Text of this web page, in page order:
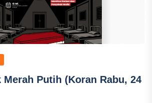
Merah Putih (Koran Rabu, 24